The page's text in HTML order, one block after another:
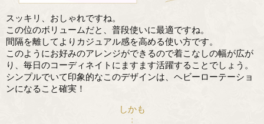
スッキリ、おしゃれですね。
この位のボリュームだと、普段使いに最適ですね。
間隔を離してよりカジュアル感を高める使い方です。
このようにお好みのアレンジができるので着こなしの幅が広が
り、毎日のコーディネイトにますます活躍することでしょう。
シンプルでいて印象的なこのデザインは、ヘビーローテーショ
ンになること確実！
しかも